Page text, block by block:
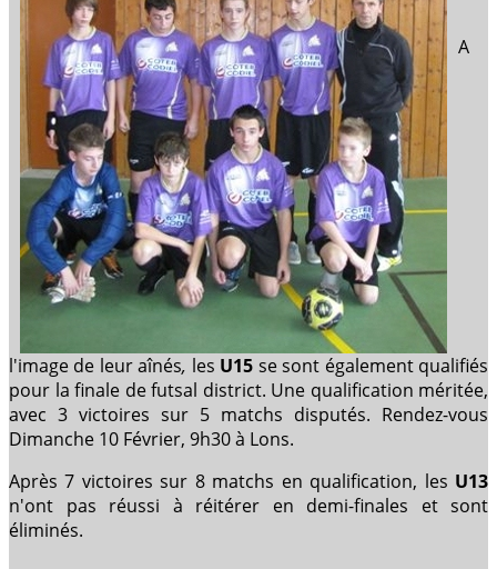
A
l'image de leur aînés, les U15 se sont également qualifiés
pour la finale de futsal district. Une qualification méritée,
avec 3 victoires sur 5 matchs disputés. Rendez-vous
Dimanche 10 Février, 9h30 à Lons.
Après 7 victoires sur 8 matchs en qualification, les U13
n'ont pas réussi à réitérer en demi-finales et sont
éliminés.